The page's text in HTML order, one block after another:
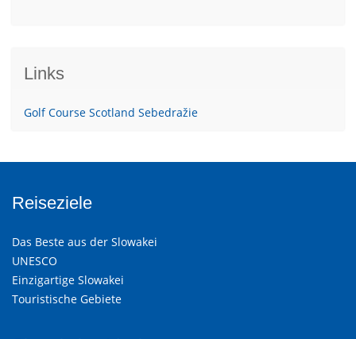
Links
Golf Course Scotland Sebedražie
Reiseziele
Das Beste aus der Slowakei
UNESCO
Einzigartige Slowakei
Touristische Gebiete